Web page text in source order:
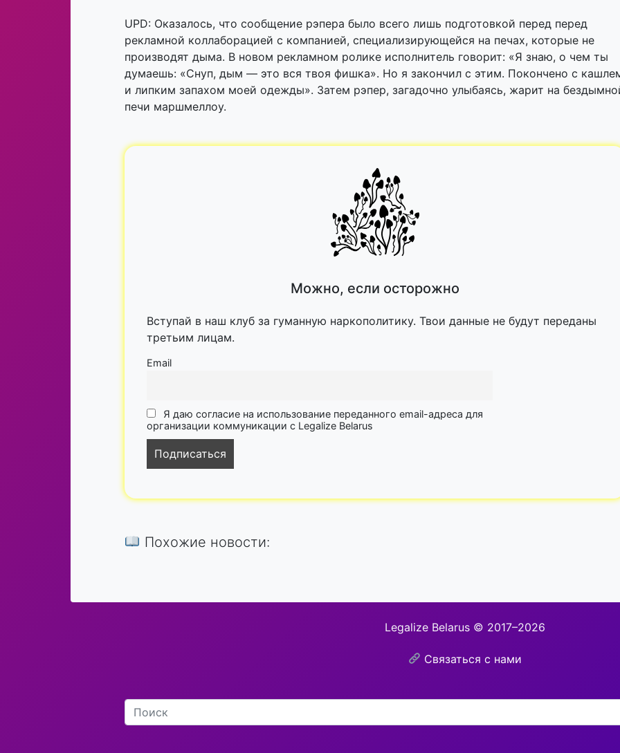
UPD: Оказалось, что сообщение рэпера было всего лишь подготовкой перед перед
рекламной коллаборацией с компанией, специализирующейся на печах, которые не
производят дыма. В новом рекламном ролике исполнитель говорит: «Я знаю, о чем ты
думаешь: «Снуп, дым — это вся твоя фишка». Но я закончил с этим. Покончено с
и липким запахом моей одежды». Затем рэпер, загадочно улыбаясь, жарит на
печи маршмеллоу.
Можно, если осторожно
Вступай в наш клуб за гуманную наркополитику. Твои данные не будут переданы
третьим лицам.
Email
Я даю согласие на использование переданного email-адреса для
организации коммуникации с Legalize Belarus
Похожие новости:
Legalize Belarus © 2017–2026
Связаться с нами